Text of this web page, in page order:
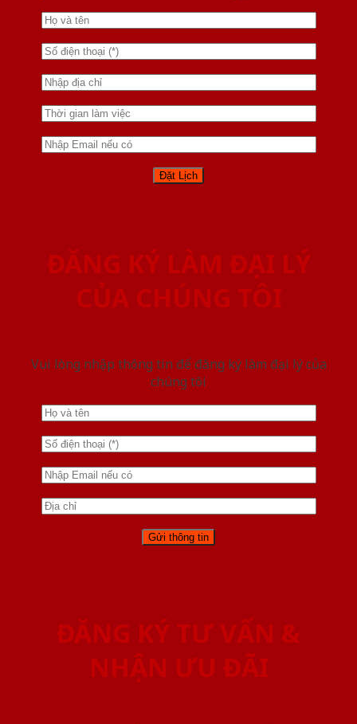
ĐĂNG KÝ LÀM ĐẠI LÝ
CỦA CHÚNG TÔI
Vui lòng nhập thông tin để đăng ký làm đại lý của
chúng tôi
ĐĂNG KÝ TƯ VẤN &
NHẬN ƯU ĐÃI